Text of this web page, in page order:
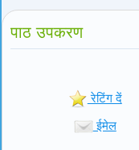
पाठ उपकरण
रेटिंग दें
ईमेल